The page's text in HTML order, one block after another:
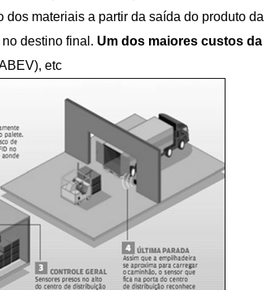
materiais a partir da saída do produto da
destino final. Um dos maiores custos da
etc